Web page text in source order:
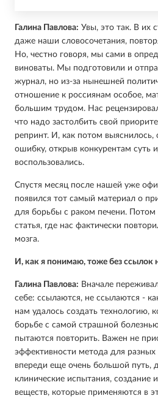
Галина Павлова: Увы, это так. В их
даже наши словосочетания,
Но, честно говоря, мы сами в
виноваты. Мы подготовили и
журнал, но из-за нынешней
отношение к россиянам особое,
большим трудом. Нас
что надо застолбить свой
репринт. И, как потом
ошибку, открыв конкурентам суть
воспользовались.
Спустя месяц после нашей уже
появился тот самый материал о
для борьбы с раком печени. Потом
статья, где нас фактически
мозга.
И, как я понимаю, тоже без
Галина Павлова: Вначале
себе: ссылаются, не ссылаются -
нам удалось создать технологию,
борьбе с самой страшной
пытаются повторить. Важен не
эффективности метода для разных
впереди еще очень большой путь,
клинические испытания, создание
веществ, которые применяются в